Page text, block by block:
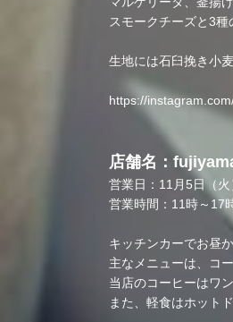
スモークチーズと3
生地には石臼挽き小
https://
店舗名：
営業日：11月5日（火
営業時間：11時～17
キッチンカーでお昼
主なメニューは、コ
当店のコーヒーはワ
また、軽食はホット